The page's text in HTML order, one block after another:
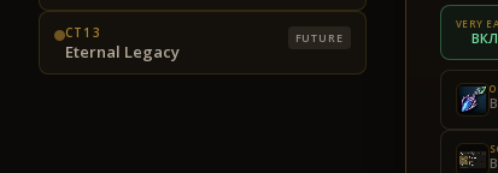
CT13
Eternal Legacy
FUTURE
VERY
ВКЛ